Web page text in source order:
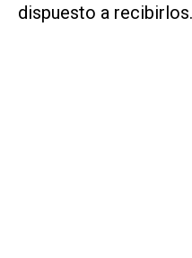
dispuesto a recibirlos.